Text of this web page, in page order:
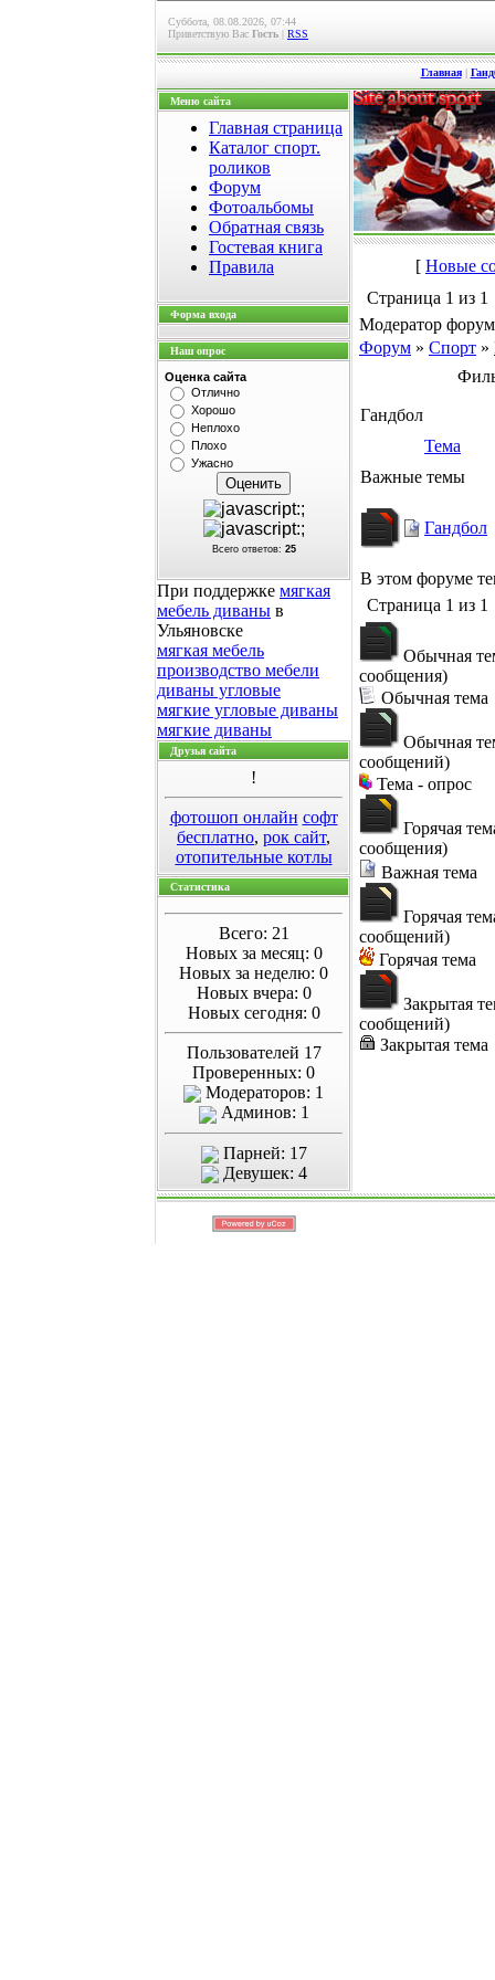
Суббота, 08.08.2026, 07:44
Приветствую Вас Гость | RSS
Главная|
Меню сайта
Главная страница
Каталог спорт.
роликов
Форум
Фотоальбомы
Обратная связь
Гостевая книга
Правила
Форма входа
Наш опрос
Оценка сайта
Отлично
Хорошо
Неплохо
Плохо
Ужасно
Всего ответов: 25
При поддержке мягкая
мебель диваны в
Ульяновске
мягкая мебель
производство мебели
диваны угловые
мягкие угловые диваны
мягкие диваны
Друзья сайта
!
фотошоп онлайн софт
бесплатно, рок сайт,
отопительные котлы
Статистика
Всего: 21
Новых за месяц: 0
Новых за неделю: 0
Новых вчера: 0
Новых сегодня: 0
Пользователей 17
Проверенных: 0
Модераторов: 1
Админов: 1
Парней: 17
Девушек: 4
[ Новые
Страница 1 из 1
Модератор
Форум » Спорт »
Гандбол
Тема
Важные темы
Гандбол
В этом форуме
Страница 1 из 1
Обычная
сообщения)
Обычная тема
Обычная
сообщений)
Тема - опрос
Горячая
сообщения)
Важная тема
Горячая
сообщений)
Горячая тема
Закрытая
сообщений)
Закрытая тема